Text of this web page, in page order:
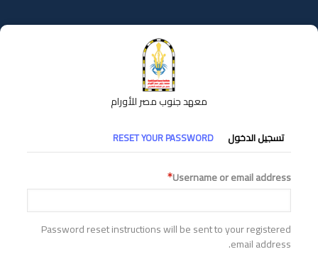
إلى
المحتوى
معهد جنوب مصر للأورام
التبويبات
الأساسية
تسجيل الدخول RESET YOUR PASSWORD
Username or email address
Password reset instructions will be sent to your registered
email address.